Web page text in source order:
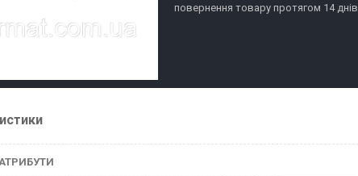
повернення товару протягом 14 днів